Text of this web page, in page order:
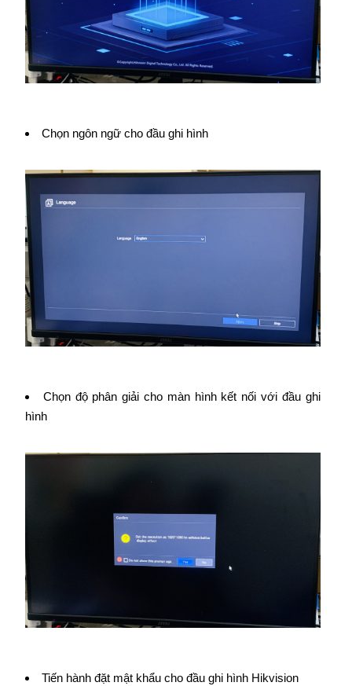
Chọn ngôn ngữ cho đầu ghi hình
Chọn độ phân giải cho màn hình kết nối với đầu ghi
hình
Tiến hành đặt mật khẩu cho đầu ghi hình Hikvision